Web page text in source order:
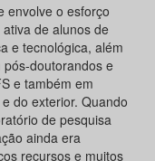
envolve o esforço
de alunos de
e tecnológica, além
doutorandos e
e também em
do exterior. Quando
de pesquisa
ainda era
recursos e muitos